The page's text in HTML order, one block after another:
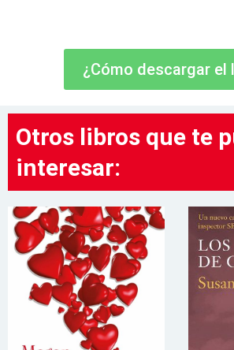
¿Cómo descargar el
Otros libros que te
interesar: